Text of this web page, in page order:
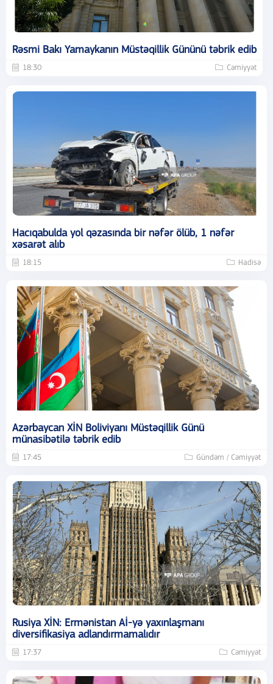
Rəsmi Bakı Yamaykanın Müstəqillik Gününü təbrik edib
18:30 Cəmiyyət
Hacıqabulda yol qəzasında bir nəfər ölüb, 1 nəfər
xəsarət alıb
18:15 Hadisə
Azərbaycan XİN Boliviyanı Müstəqillik Günü
münasibətilə təbrik edib
17:45 Gündəm / Cəmiyyət
Rusiya XİN: Ermənistan Aİ-yə yaxınlaşmanı
diversifikasiya adlandırmamalıdır
17:37 Cəmiyyət